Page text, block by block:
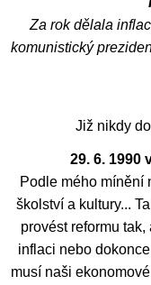
Za rok dělala
komunistický
Již nikdy
29. 6. 1990
Podle mého mínění
školství a kultury...
provést reformu
inflaci nebo
musí naši